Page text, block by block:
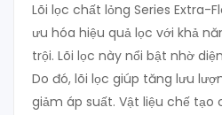
Lõi lọc chất lỏng Series Extra-
ưu hóa hiệu quả lọc với khả
trội. Lõi lọc này nổi bật nhờ
Do đó, lõi lọc giúp tăng lưu
giảm áp suất. Vật liệu chế tạo